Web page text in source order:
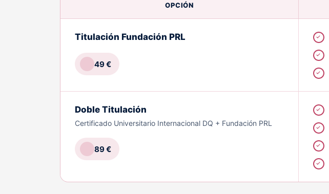
OPCIÓN
Titulación Fundación PRL
49 €
Doble Titulación
Certificado Universitario Internacional DQ + Fundación PRL
89 €